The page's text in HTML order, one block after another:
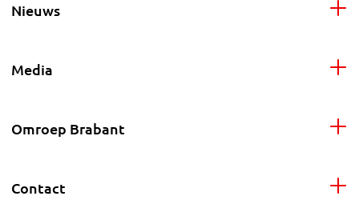
Nieuws
Media
Omroep Brabant
Contact